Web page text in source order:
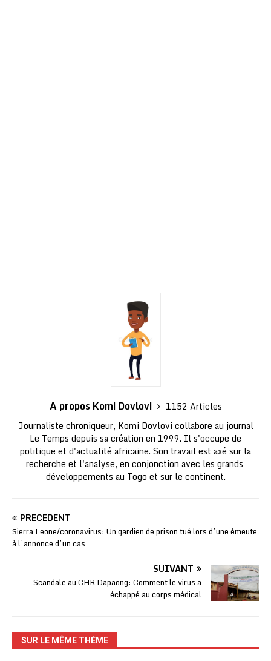
A propos Komi Dovlovi
1152 Articles
Journaliste chroniqueur, Komi Dovlovi collabore au journal
Le Temps depuis sa création en 1999. Il s'occupe de
politique et d'actualité africaine. Son travail est axé sur la
recherche et l'analyse, en conjonction avec les grands
développements au Togo et sur le continent.
PRÉCÉDENT
Sierra Leone/coronavirus: Un gardien de prison tué lors d’une émeute
à l’annonce d’un cas
SUIVANT
Scandale au CHR Dapaong: Comment le virus a
échappé au corps médical
SUR LE MÊME THÈME